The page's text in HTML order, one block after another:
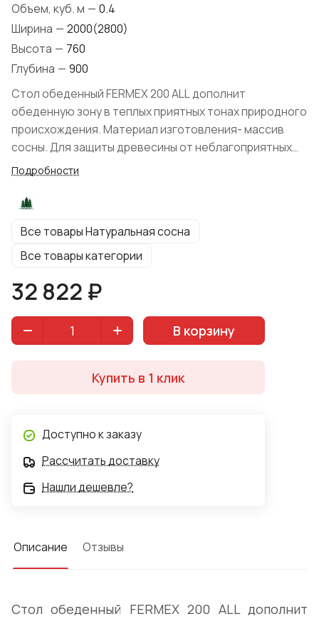
Объем, куб. м — 0.4
Ширина — 2000(2800)
Высота — 760
Глубина — 900
Стол обеденный FERMEX 200 ALL дополнит
обеденную зону в теплых приятных тонах природного
происхождения. Материал изготовления- массив
сосны. Для защиты древесины от неблагоприятных
воздействий, поверхность покрыта воском. Модель
обустройства загородного дома. Естественный
красоту мебели. Благодаря прямоугольной
столешнице и вставкам (увеличивающим стол на 800
домочадцев или гостей. Простая форма, отсутствие
минималистичный, лаконичный образ.
Подробности
Все товары Натуральная сосна
Все товары категории
32 822 ₽
В корзину
Купить в 1 клик
Доступно к заказу
Рассчитать доставку
Нашли дешевле?
Описание Отзывы
Стол обеденный FERMEX 200 ALL дополнит